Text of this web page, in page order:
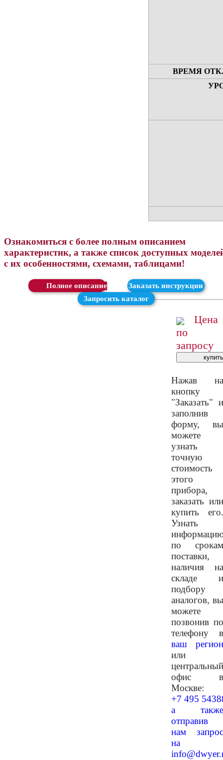
ВРЕМЯ
Ознакомиться с более полным описанием
характеристик, а также список доступных
с их особенностями, схемами, таблицами!
Скачать
Заказать инструкции
Запросить каталог
Цена
по
запросу
Нажав на
кнопку
"Заказать" и
заполнив
форму, вы
можете
узнать
точную
стоимость
этого
прибора,
заказать или
купить его.
Узнать
по срокам
поставки,
наличия на
складе и
подбору
аналогов, вы
можете
позвонив по
телефону в
ваш регион
или
центральный
офис в
Москве:
+7 495
а также
отправив
нам запрос
на